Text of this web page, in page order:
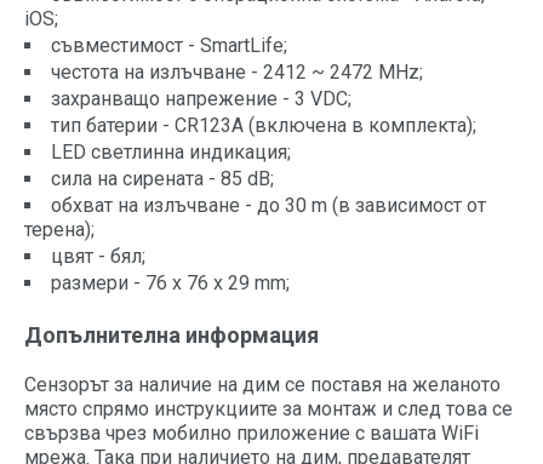
iOS;
съвместимост - SmartLife;
честота на излъчване - 2412 ~ 2472 MHz;
захранващо напрежение - 3 VDC;
тип батерии - CR123A (включенa в комплекта);
LED светлинна индикация;
сила на сирената - 85 dB;
обхват на излъчване - до 30 m (в зависимост от
терена);
цвят - бял;
размери - 76 x 76 x 29 mm;
Допълнителна информация
Сензорът за наличие на дим се поставя на желаното
място спрямо инструкциите за монтаж и след това се
свързва чрез мобилно приложение с вашата WiFi
мрежа. Така при наличието на дим, предавателят